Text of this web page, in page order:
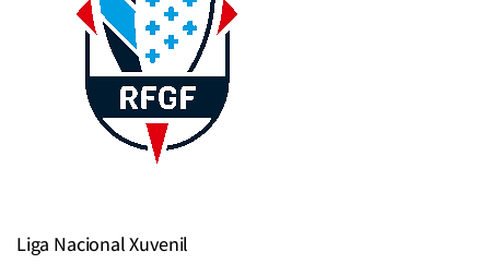
Liga Nacional Xuvenil